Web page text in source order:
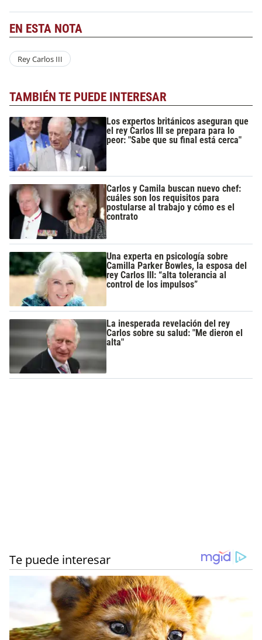
EN ESTA NOTA
Rey Carlos III
TAMBIÉN TE PUEDE INTERESAR
Los expertos británicos aseguran que
el rey Carlos III se prepara para lo
peor: "Sabe que su final está cerca"
Carlos y Camila buscan nuevo chef:
cuáles son los requisitos para
postularse al trabajo y cómo es el
contrato
Una experta en psicología sobre
Camilla Parker Bowles, la esposa del
rey Carlos III: “alta tolerancia al
control de los impulsos”
La inesperada revelación del rey
Carlos sobre su salud: "Me dieron el
alta"